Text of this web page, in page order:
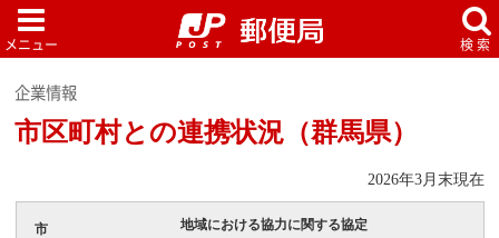
企業情報
市区町村との連携状況（群馬県）
2026年3月末現在
市
地域における協力に関する協定